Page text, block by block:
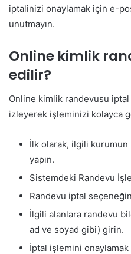
iptalinizi onaylamak için e-
unutmayın.
Online kimlik
edilir?
Online kimlik randevusu iptal
izleyerek işleminizi kolayca
İlk olarak, ilgili
yapın.
Sistemdeki Randevu
Randevu iptal
İlgili alanlara randevu
ad ve soyad gibi) girin.
İptal işlemini onaylamak